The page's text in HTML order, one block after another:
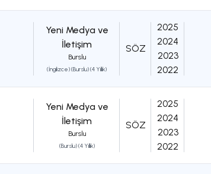
Yeni Medya ve
İletişim
Burslu
(İngilizce) (Burslu) (4 Yıllık)
SÖZ
2025
2024
2023
2022
Yeni Medya ve
İletişim
Burslu
(Burslu) (4 Yıllık)
SÖZ
2025
2024
2023
2022